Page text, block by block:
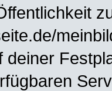
deiner